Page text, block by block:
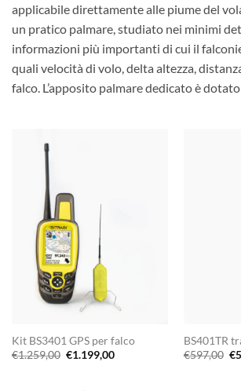
applicabile direttamente alle piume del
un pratico palmare, studiato nei minimi
informazioni più importanti di cui il
quali velocità di volo, delta altezza,
falco. L’apposito palmare dedicato è dotato
Kit BS3401 GPS per falco
€1.259,00 Il
€1.199,00Il
BS401TR
€597,00 Il
€